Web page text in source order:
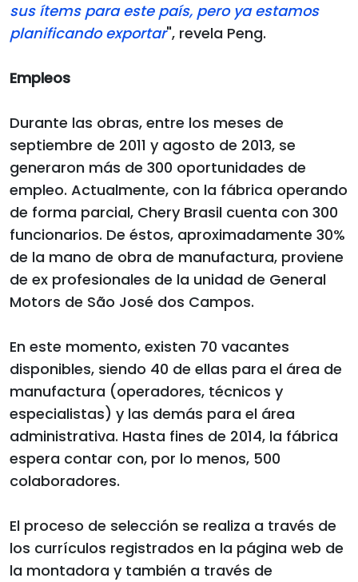
sus ítems para este país, pero ya estamos
planificando exportar", revela Peng.
Empleos
Durante las obras, entre los meses de
septiembre de 2011 y agosto de 2013, se
generaron más de 300 oportunidades de
empleo. Actualmente, con la fábrica operando
de forma parcial, Chery Brasil cuenta con 300
funcionarios. De éstos, aproximadamente 30%
de la mano de obra de manufactura, proviene
de ex profesionales de la unidad de General
Motors de São José dos Campos.
En este momento, existen 70 vacantes
disponibles, siendo 40 de ellas para el área de
manufactura (operadores, técnicos y
especialistas) y las demás para el área
administrativa. Hasta fines de 2014, la fábrica
espera contar con, por lo menos, 500
colaboradores.
El proceso de selección se realiza a través de
los currículos registrados en la página web de
la montadora y también a través de